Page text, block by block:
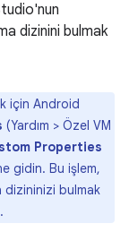
dizinini bulmak
için Android
(Yardım > Özel VM
Properties
gidin. Bu işlem,
dizininizi bulmak